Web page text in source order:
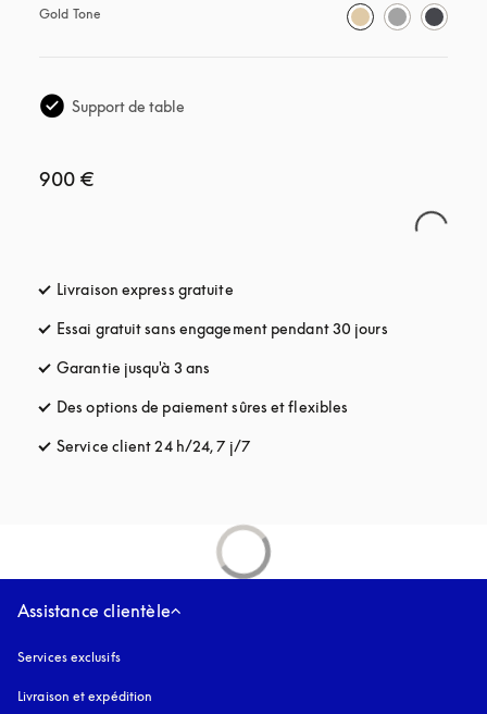
Gold Tone
Support de table
900 €
Livraison express gratuite
Essai gratuit sans engagement pendant 30 jours
Garantie jusqu'à 3 ans
Des options de paiement sûres et flexibles
Service client 24 h/24, 7 j/7s’ouvre dans un nouvel onglet
Assistance clientèle
Services exclusifs
Livraison et expédition